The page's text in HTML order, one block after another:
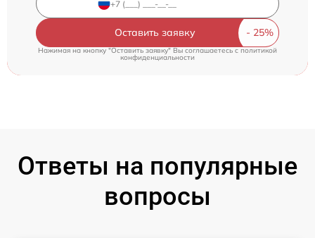
Оставить заявку
Нажимая на кнопку "Оставить заявку" Вы соглашаетесь c политикой
конфиденциальности
Ответы на популярные
вопросы